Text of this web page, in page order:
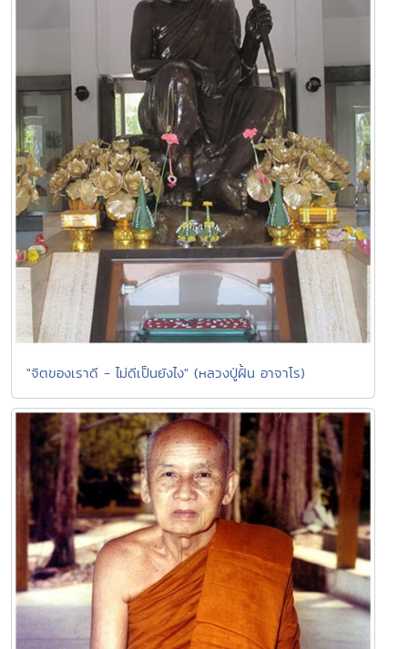
"จิตของเราดี - ไม่ดีเป็นยังไง" (หลวงปู่ฝั้น อาจาโร)